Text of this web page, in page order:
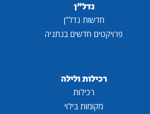
נדל"ן
חדשות נדל"ן
פרויקטים חדשים בנתניה
רכילות ולילה
רכילות
מקומות בילוי